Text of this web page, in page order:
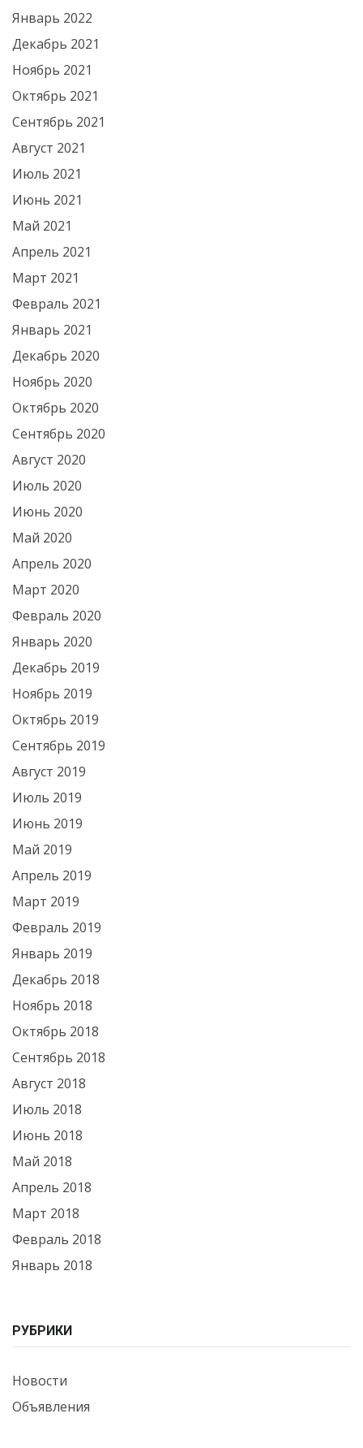
Январь 2022
Декабрь 2021
Ноябрь 2021
Октябрь 2021
Сентябрь 2021
Август 2021
Июль 2021
Июнь 2021
Май 2021
Апрель 2021
Март 2021
Февраль 2021
Январь 2021
Декабрь 2020
Ноябрь 2020
Октябрь 2020
Сентябрь 2020
Август 2020
Июль 2020
Июнь 2020
Май 2020
Апрель 2020
Март 2020
Февраль 2020
Январь 2020
Декабрь 2019
Ноябрь 2019
Октябрь 2019
Сентябрь 2019
Август 2019
Июль 2019
Июнь 2019
Май 2019
Апрель 2019
Март 2019
Февраль 2019
Январь 2019
Декабрь 2018
Ноябрь 2018
Октябрь 2018
Сентябрь 2018
Август 2018
Июль 2018
Июнь 2018
Май 2018
Апрель 2018
Март 2018
Февраль 2018
Январь 2018
РУБРИКИ
Новости
Объявления